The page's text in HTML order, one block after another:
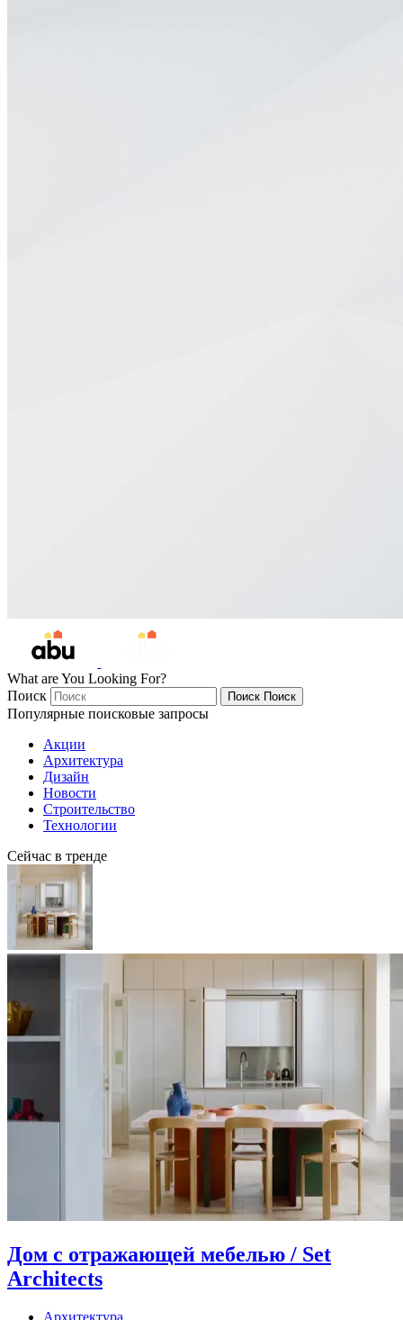
What are You Looking For?
Поиск
Поиск Поиск
Популярные поисковые запросы
Акции
Архитектура
Дизайн
Новости
Строительство
Технологии
Сейчас в тренде
Дом с отражающей мебелью / Set
Architects
Архитектура